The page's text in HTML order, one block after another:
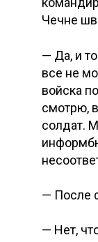
Чечне
— Да, и
все не
войска
смотрю,
солдат.
— После
— Нет,